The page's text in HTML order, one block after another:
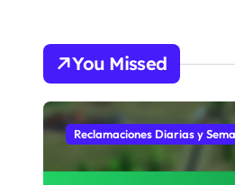
You Missed
Reclamaciones Diarias y